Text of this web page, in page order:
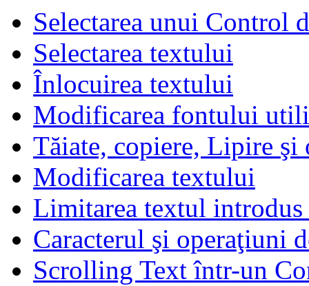
Selectarea unui Control
Selectarea textului
Înlocuirea textului
Modificarea fontului
Tăiate, copiere, Lipire şi
Modificarea textului
Limitarea textul
Caracterul şi operaţiuni
Scrolling Text într-un